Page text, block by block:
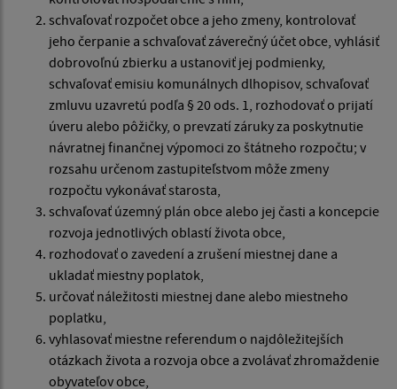
schvaľovať rozpočet obce a jeho zmeny, kontrolovať
jeho čerpanie a schvaľovať záverečný účet obce, vyhlásiť
dobrovoľnú zbierku a ustanoviť jej podmienky,
schvaľovať emisiu komunálnych dlhopisov, schvaľovať
zmluvu uzavretú podľa § 20 ods. 1, rozhodovať o prijatí
úveru alebo pôžičky, o prevzatí záruky za poskytnutie
návratnej finančnej výpomoci zo štátneho rozpočtu; v
rozsahu určenom zastupiteľstvom môže zmeny
rozpočtu vykonávať starosta,
schvaľovať územný plán obce alebo jej časti a koncepcie
rozvoja jednotlivých oblastí života obce,
rozhodovať o zavedení a zrušení miestnej dane a
ukladať miestny poplatok,
určovať náležitosti miestnej dane alebo miestneho
poplatku,
vyhlasovať miestne referendum o najdôležitejších
otázkach života a rozvoja obce a zvolávať zhromaždenie
obyvateľov obce,